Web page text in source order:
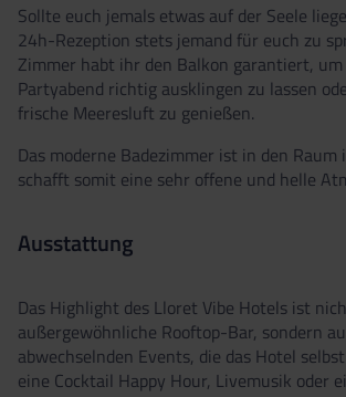
Sollte euch jemals etwas auf der Seele
24h-Rezeption stets jemand für euch zu
Zimmer habt ihr den Balkon garantiert,
Partyabend richtig ausklingen zu lassen
frische Meeresluft zu genießen.
Das moderne Badezimmer ist in den
schafft somit eine sehr offene und helle
Ausstattung
Das Highlight des Lloret Vibe Hotels ist
außergewöhnliche Rooftop-Bar, sondern
abwechselnden Events, die das Hotel
eine Cocktail Happy Hour, Livemusik oder